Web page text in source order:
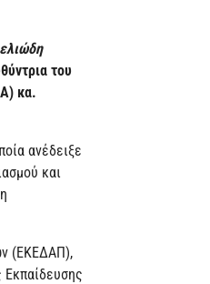
του
κα.
ανέδειξε
και
(ΕΚΕΔΑΠ),